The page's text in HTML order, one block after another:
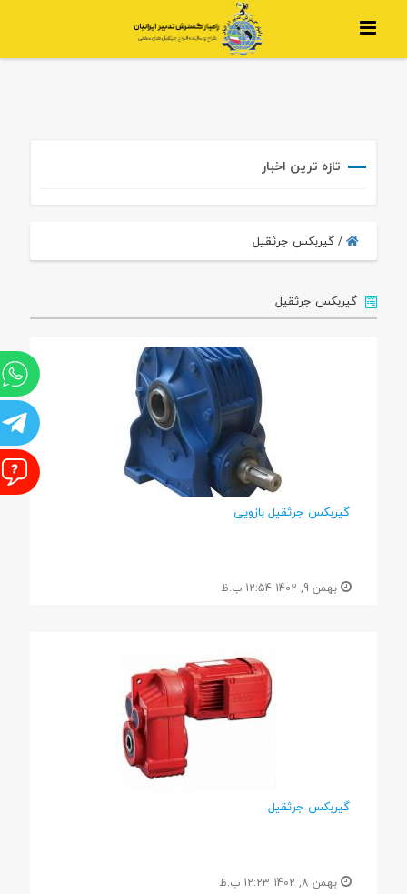
تازه ترین اخبار
/گیربکس جرثقیل
گیربکس جرثقیل
گیربکس جرثقیل بازویی
بهمن 9, 1402 12:54 ب.ظ
گیربکس جرثقیل
بهمن 8, 1402 12:23 ب.ظ